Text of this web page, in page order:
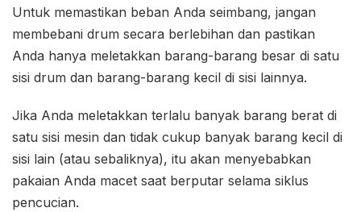
Untuk memastikan beban Anda seimbang, jangan
membebani drum secara berlebihan dan pastikan
Anda hanya meletakkan barang-barang besar di satu
sisi drum dan barang-barang kecil di sisi lainnya.
Jika Anda meletakkan terlalu banyak barang berat di
satu sisi mesin dan tidak cukup banyak barang kecil di
sisi lain (atau sebaliknya), itu akan menyebabkan
pakaian Anda macet saat berputar selama siklus
pencucian.